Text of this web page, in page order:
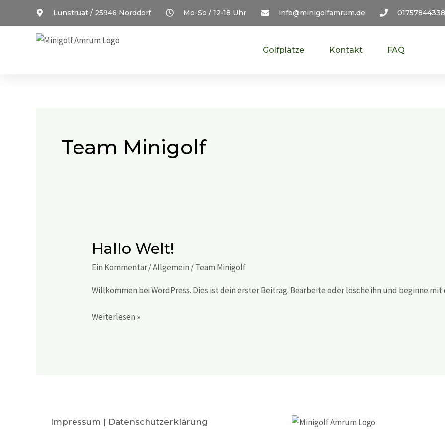
Lunstruat / 25946 Norddorf Mo-So / 12-18 Uhr info@minigolfamrum.de 01757844338
Golfplätze Kontakt FAQ
Team Minigolf
Hallo Welt!
Ein Kommentar/Allgemein /Team Minigolf
Willkommen bei WordPress. Dies ist dein erster Beitrag. Bearbeite oder lösche ihn und beginne mit
Hallo
Weiterlesen »
Impressum | Datenschutzerklärung